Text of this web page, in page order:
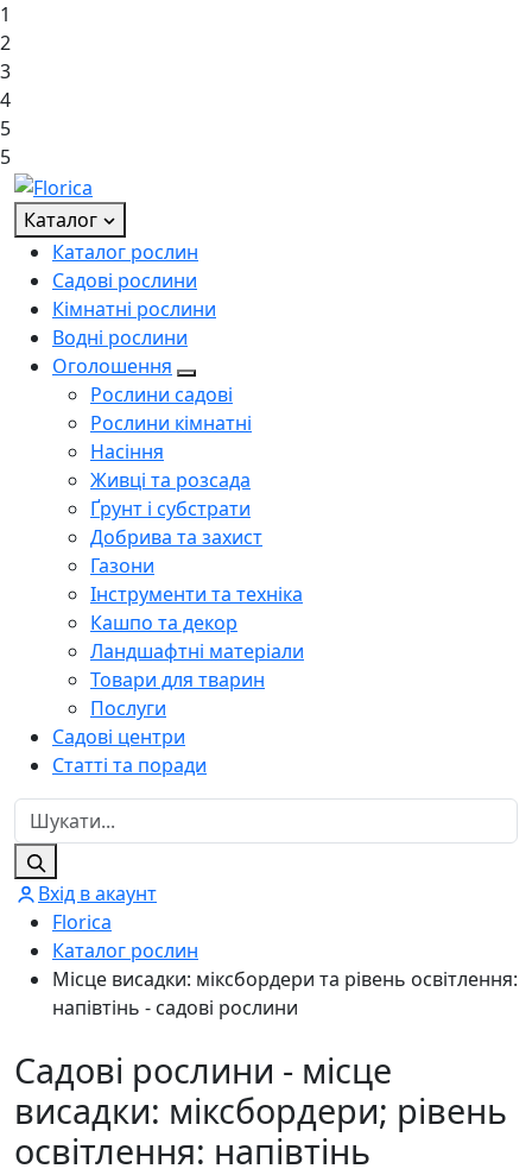
1
2
3
4
5
5
Каталог
Каталог рослин
Садові рослини
Кімнатні рослини
Водні рослини
Оголошення
Рослини садові
Рослини кімнатні
Насіння
Живці та розсада
Ґрунт і субстрати
Добрива та захист
Газони
Інструменти та техніка
Кашпо та декор
Ландшафтні матеріали
Товари для тварин
Послуги
Садові центри
Статті та поради
Вхід в акаунт
Florica
Каталог рослин
Місце висадки: міксбордери та рівень освітлення:
напівтінь - садові рослини
Садові рослини - місце
висадки: міксбордери; рівень
освітлення: напівтінь